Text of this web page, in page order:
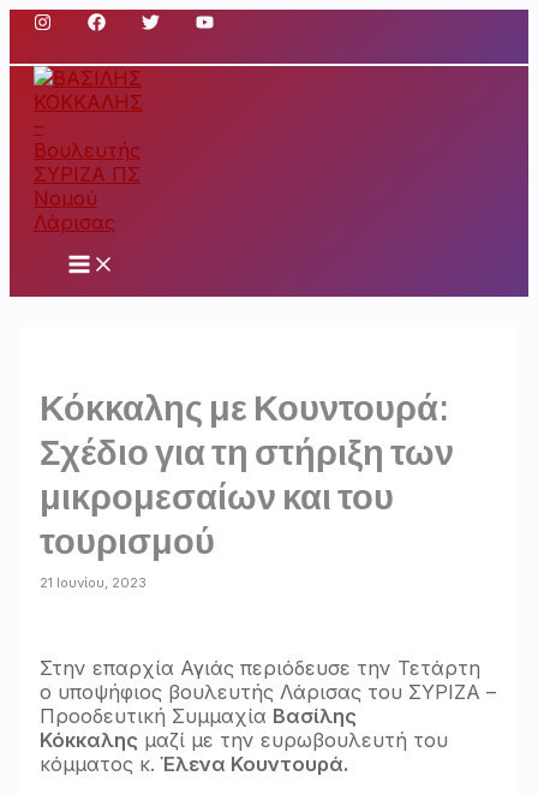
Μετάβαση
περιεχόμενο
Main
Κόκκαλης με Κουντουρά:
Σχέδιο για τη στήριξη των
μικρομεσαίων και του
τουρισμού
21 Ιουνίου, 2023
Στην επαρχία Αγιάς περιόδευσε την Τετάρτη
ο υποψήφιος βουλευτής Λάρισας του ΣΥΡΙΖΑ –
Προοδευτική Συμμαχία Βασίλης
Κόκκαλης μαζί με την ευρωβουλευτή του
κόμματος κ. Έλενα Κουντουρά.